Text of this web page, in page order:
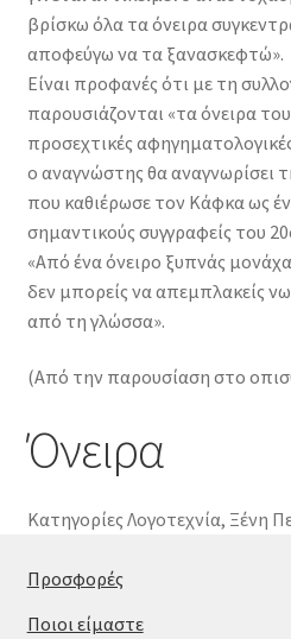
βρίσκω όλα τα όνειρα
αποφεύγω να τα ξανασκεφτώ».
Είναι προφανές ότι με τη
παρουσιάζονται «τα όνειρα
προσεχτικές
ο αναγνώστης θα αναγνωρίσει
που καθιέρωσε τον Κάφκα ως
σημαντικούς συγγραφείς του
«Από ένα όνειρο ξυπνάς
δεν μπορείς να απεμπλακείς
από τη γλώσσα».
(Από την παρουσίαση στο
Όνειρα
Κατηγορίες Λογοτεχνία, Ξένη
Προσφορές
Ποιοι είμαστε